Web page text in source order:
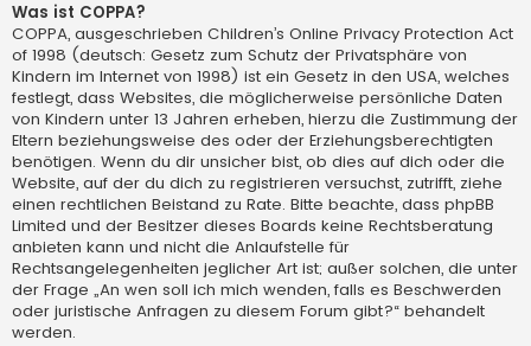
Was ist COPPA?
COPPA, ausgeschrieben Children’s Online Privacy Protection Act
of 1998 (deutsch: Gesetz zum Schutz der Privatsphäre von
Kindern im Internet von 1998) ist ein Gesetz in den USA, welches
festlegt, dass Websites, die möglicherweise persönliche Daten
von Kindern unter 13 Jahren erheben, hierzu die Zustimmung der
Eltern beziehungsweise des oder der Erziehungsberechtigten
benötigen. Wenn du dir unsicher bist, ob dies auf dich oder die
Website, auf der du dich zu registrieren versuchst, zutrifft, ziehe
einen rechtlichen Beistand zu Rate. Bitte beachte, dass phpBB
Limited und der Besitzer dieses Boards keine Rechtsberatung
anbieten kann und nicht die Anlaufstelle für
Rechtsangelegenheiten jeglicher Art ist; außer solchen, die unter
der Frage „An wen soll ich mich wenden, falls es Beschwerden
oder juristische Anfragen zu diesem Forum gibt?“ behandelt
werden.